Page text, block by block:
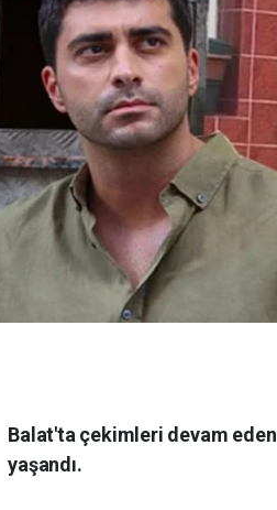
Balat'ta çekimleri devam
yaşandı.